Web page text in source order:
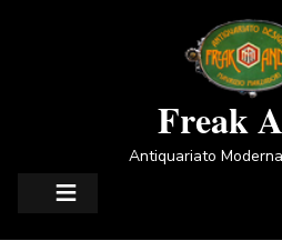
Freak
Antiquariato